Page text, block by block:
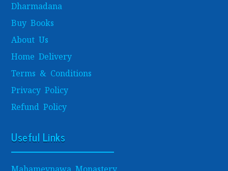
Dharmadana
Buy Books
About Us
Home Delivery
Terms & Conditions
Privacy Policy
Refund Policy
Useful Links